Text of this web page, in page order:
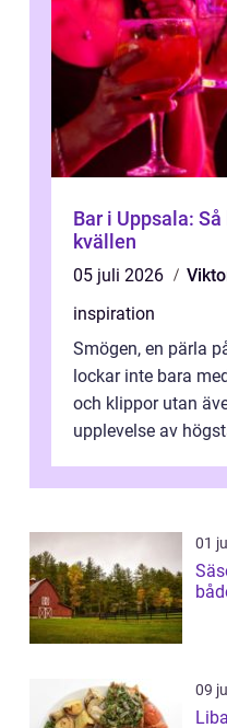
Bar i Uppsala:
kvällen
05 juli 2026
inspiration
Smögen, en pärla
lockar inte bara
och klippor utan
upplevelse av
01
09